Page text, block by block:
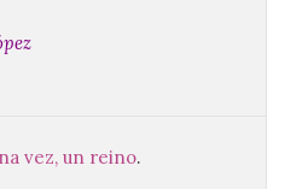
vez, un reino.